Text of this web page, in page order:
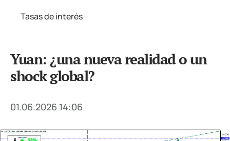
Tasas de interés
Yuan: ¿una nueva realidad o un
shock global?
01.06.2026 14:06